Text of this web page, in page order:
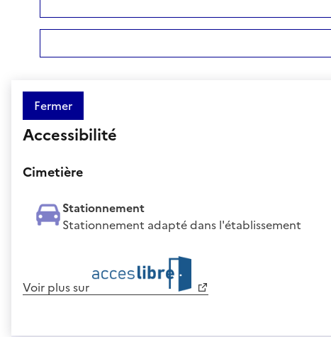
Fermer
Accessibilité
Cimetière
Stationnement
Stationnement adapté dans l'établissement
Voir plus sur